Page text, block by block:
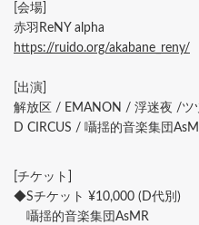
[会場]
赤羽ReNY alpha
https://ruido.org/akabane_reny/
[出演]
解放区 / EMANON / 浮迷夜 /ツ
D CIRCUS / 囁揺的音楽集団
[チケット]
◆Sチケット ¥10,000 (D代別)
囁揺的音楽集団AsMR